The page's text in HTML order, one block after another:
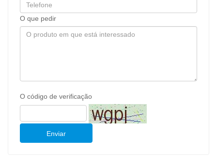
O que pedir
O código de verificação
Enviar